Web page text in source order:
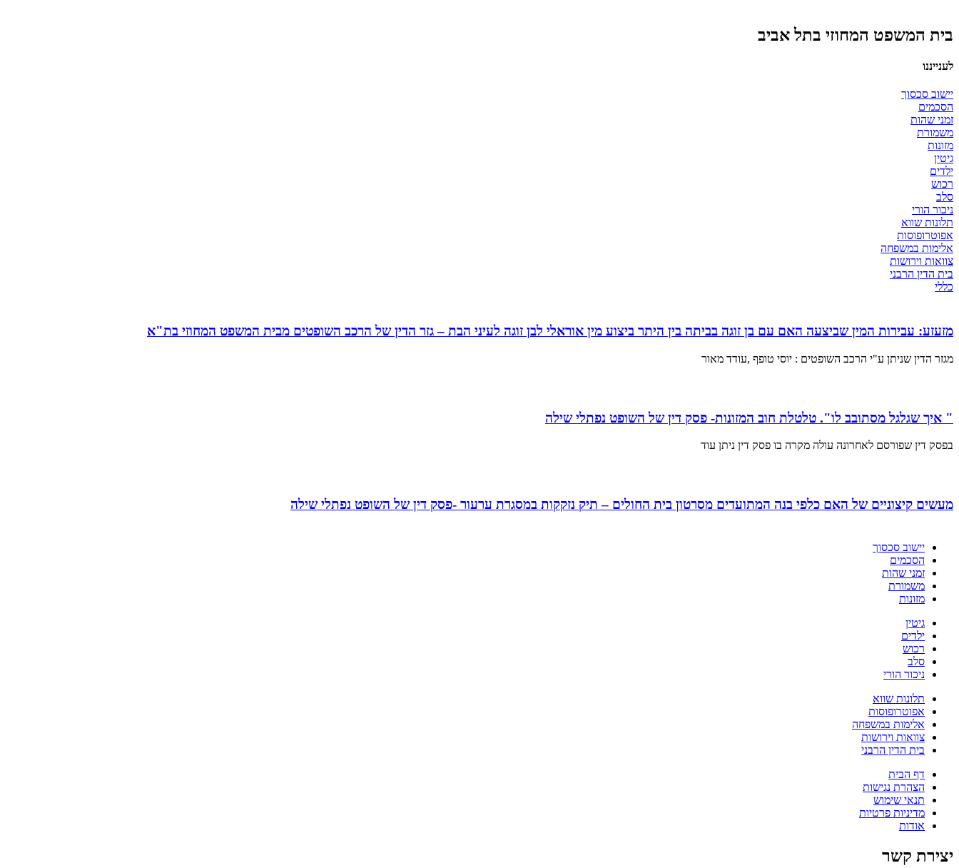
בית המשפט המחוזי בתל אביב
לענייננו
יישוב סכסוך
הסכמים
זמני שהות
משמורת
מזונות
גיטין
ילדים
רכוש
סלב
ניכור הורי
תלונות שווא
אפוטרופוסות
אלימות במשפחה
צוואות וירושות
בית הדין הרבני
כללי
מזעזע: עבירות המין שביצעה האם עם בן זוגה בביתה בין היתר ביצוע מין אוראלי לבן זוגה לעיני הבת – גזר הדין של הרכב השופטים מבית המשפט המחוזי בת"א
מגזר הדין שניתן ע"י הרכב השופטים : יוסי טופף ,עודד מאור
" איך שגלגל מסתובב לו". טלטלת חוב המזונות- פסק דין של השופט נפתלי שילה
בפסק דין שפורסם לאחרונה עולה מקרה בו פסק דין ניתן עוד
מעשים קיצוניים של האם כלפי בנה המתועדים מסרטון בית החולים – תיק נזקקות במסגרת ערעור -פסק דין של השופט נפתלי שילה
יישוב סכסוך
הסכמים
זמני שהות
משמורת
מזונות
גיטין
ילדים
רכוש
סלב
ניכור הורי
תלונות שווא
אפוטרופוסות
אלימות במשפחה
צוואות וירושות
בית הדין הרבני
דף הבית
הצהרת נגישות
תנאי שימוש
מדיניות פרטיות
אודות
יצירת קשר